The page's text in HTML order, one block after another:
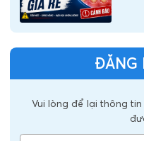
ĐĂNG
Vui lòng để lại thông